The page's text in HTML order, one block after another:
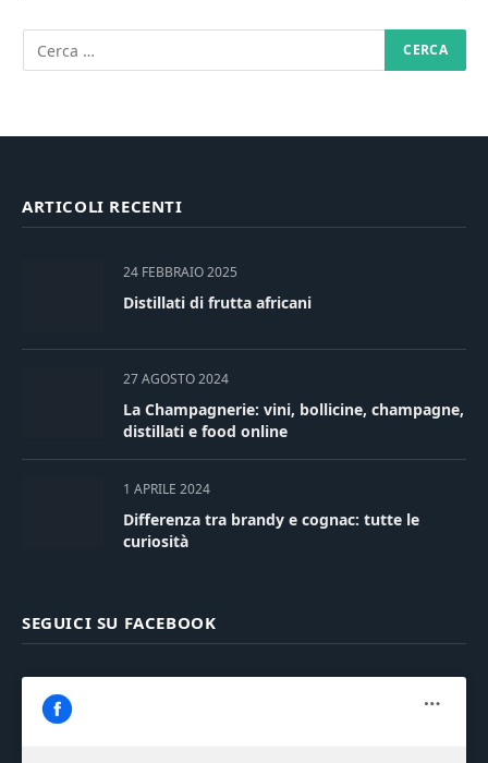
ARTICOLI RECENTI
24 FEBBRAIO 2025
Distillati di frutta africani
27 AGOSTO 2024
La Champagnerie: vini, bollicine, champagne,
distillati e food online
1 APRILE 2024
Differenza tra brandy e cognac: tutte le
curiosità
SEGUICI SU FACEBOOK